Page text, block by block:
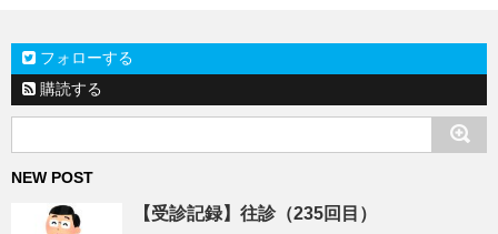
フォローする
購読する
NEW POST
【受診記録】往診（235回目）